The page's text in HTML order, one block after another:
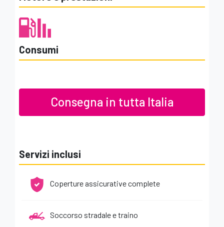
E-mail
Telefono
Note
Consumi
Consegna in tutta Italia
Servizi inclusi
Coperture assicurative complete
Soccorso stradale e traino